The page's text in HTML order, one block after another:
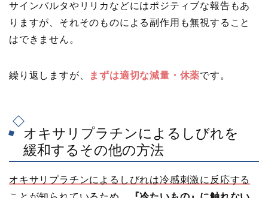
サインバルタやリリカなどにはポジティブな報告もあ
りますが、それそのものによる副作用も無視すること
はできません。
繰り返しますが、 まずは適切な減量・休薬です。
オキサリプラチンによるしびれを
緩和するその他の方法
オキサリプラチンによるしびれは冷感刺激に反応する